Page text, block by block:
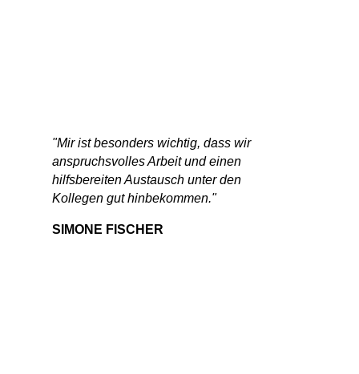
"Mir ist besonders wichtig, dass wir
anspruchsvolles Arbeit und einen
hilfsbereiten Austausch unter den
Kollegen gut hinbekommen."
SIMONE FISCHER